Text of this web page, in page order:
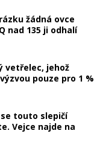
žádná ovce
nad 135 ji odhalí
vetřelec, jehož
pouze pro 1 %
se touto slepičí
Vejce najde na